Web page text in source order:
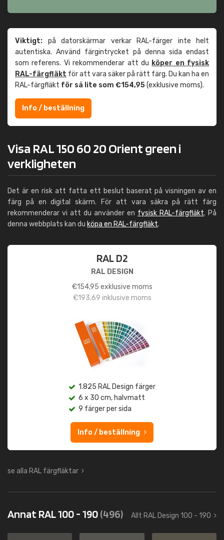
Viktigt: på datorskärmar verkar RAL-färger inte helt
autentiska. Använd färgintrycket på denna sida endast
som referens. Vi rekommenderar att du köper en fysisk
RAL-färgfläkt för att vara säker på rätt färg. Du kan ha en
RAL-färgfläkt för så lite som €154,95(exklusive moms).
Info / beställning
Visa RAL 150 60 20 Orient green i
verkligheten
Det är en risk att fatta ett beslut baserat på visningen av en
färg på en digital skärm. För att vara säkra på rätt färg
rekommenderar vi att du använder en fysisk RAL-färgfläkt. På
denna webbplats kan du köpa en RAL-färgfläkt.
RAL D2
RAL DESIGN
€154,95 exklusive moms
€193,69 inklusive moms
1.825 RAL Design färger
6 x 30 cm, halvmatt
9 färger per sida
Info / beställning
se alla RAL färgfläktar
Annat RAL 100 - 190(496) Allt RAL Design 100 - 190